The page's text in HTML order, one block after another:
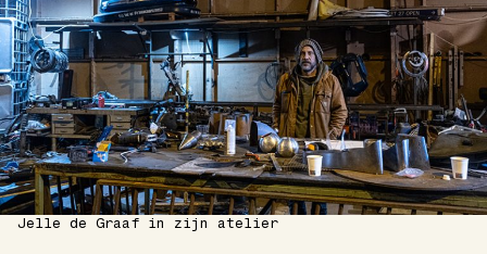
Jelle de Graaf in zijn atelier